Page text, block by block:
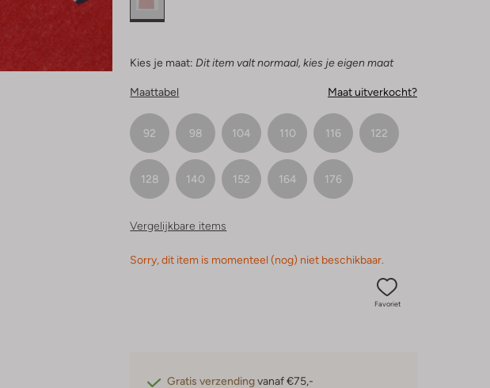
Kies je maat: Dit item valt normaal, kies je eigen maat
Maattabel Maat uitverkocht?
92 98 104 110 116 122
128 140 152 164 176
Vergelijkbare items
Sorry, dit item is momenteel (nog) niet beschikbaar.
Favoriet
Gratis verzendingvanaf €75,-